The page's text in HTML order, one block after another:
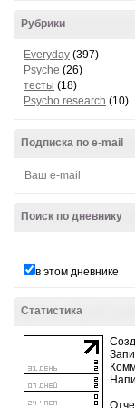
Рубрики
Everyday (397)
Psyche (26)
тесты (18)
Psycho research (10)
Подписка по e-mail
Поиск по дневнику
в этом дневнике
Статистика